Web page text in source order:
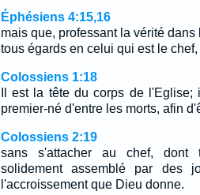
Éphésiens 4:15,16
mais que, professant la vérité
tous égards en celui qui est le
Colossiens 1:18
Il est la tête du corps de
premier-né d'entre les morts, afin
Colossiens 2:19
sans s'attacher au chef,
solidement assemblé par des
l'accroissement que Dieu donne.